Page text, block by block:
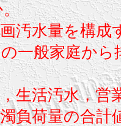
汚水量を構成
一般家庭から
生活汚水，営
負荷量の合計